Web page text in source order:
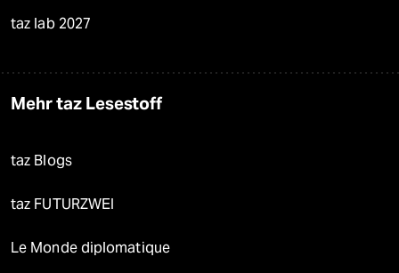
taz lab 2027
Mehr taz Lesestoff
taz Blogs
taz FUTURZWEI
Le Monde diplomatique